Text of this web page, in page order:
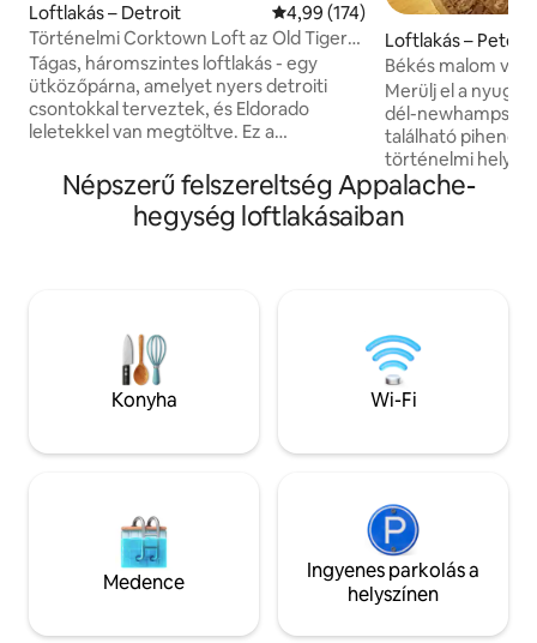
Loftlakás – Detroit Átlagos értékelés: 5/4,99, 174
4,99 (174)
Történelmi Corktown Loft az Old Tiger
Stadionnál
Tágas, háromszintes loftlakás - egy
ütközőpárna, amelyet nyers detroiti
csontokkal terveztek, és Eldorado
leletekkel van megtöltve. Ez a
készült, lapos vasépület az Old Tiger
Stadion sarkán található, Detroit
legrégebbi környékének, Corktownnak
belvárostól. A szabadon álló falak és
mennyezeti gerendák, a marokkói
szőnyegek, az 1970-es évek szövése és
a századközepi bútorok elegáns oázissá
Loftlakás –
Békés malom
az otthontól
Merülj el a
dél-
található
történelmi hely,
rusztikus
belmagasság
négyzetméteres
nyugalmat
pihenésre és
megnyugtató
távmunkás
Népszerű felszereltség Appalache-
hegység loftlakásaiban
Konyha Wi-Fi
Medence
Ingyenes parkolás a
helyszínen